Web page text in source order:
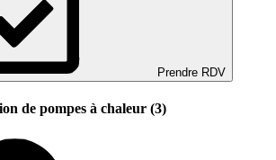
Prendre RDV
de pompes à chaleur (3)